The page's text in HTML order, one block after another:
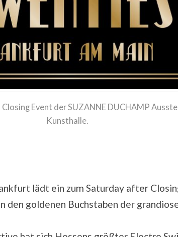
Event der SUZANNE DUCHAMP
Kunsthalle.
lädt ein zum Saturday after
den goldenen Buchstaben der